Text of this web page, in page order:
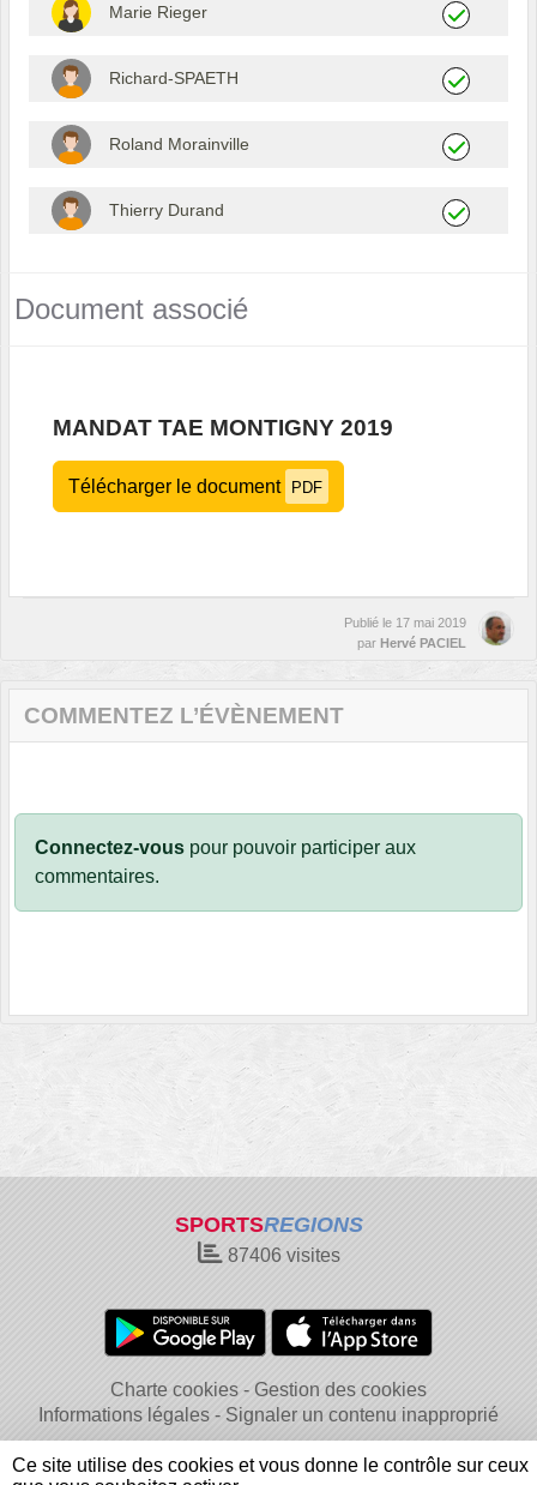
Marie Rieger
Richard-SPAETH
Roland Morainville
Thierry Durand
Document associé
MANDAT TAE MONTIGNY 2019
Télécharger le document PDF
Publié le 17 mai 2019
par Hervé PACIEL
COMMENTEZ L’ÉVÈNEMENT
Connectez-vous pour pouvoir participer aux
commentaires.
SPORTSREGIONS
87406visites
Charte cookies
Gestion des cookies
Informations légales
Signaler un contenu inapproprié
Ce site utilise des cookies et vous donne le contrôle sur ceux